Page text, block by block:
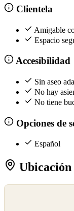
Clientela
Amigable
Espacio
Accesibilidad
Sin aseo
No hay
No tiene
Opciones de
Español
Ubicación